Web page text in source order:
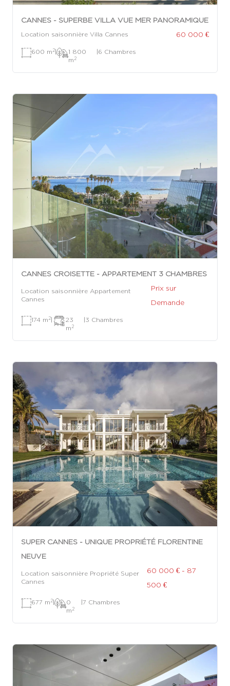
CANNES - SUPERBE VILLA VUE MER PANORAMIQUE
Location saisonnière Villa Cannes 60 000 €
600 m 2|
1 800
m 2
|6 Chambres
CANNES CROISETTE - APPARTEMENT 3 CHAMBRES
Location saisonnière Appartement
Cannes
Prix sur
Demande
174 m 2|
23
m 2
|3 Chambres
SUPER CANNES - UNIQUE PROPRIÉTÉ FLORENTINE
NEUVE
Location saisonnière Propriété Super
Cannes
60 000 € - 87
500 €
677 m 2|
0
m 2
|7 Chambres